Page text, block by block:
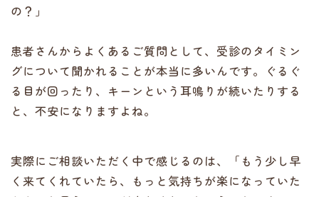
の？」
患者さんからよくあるご質問として、受診のタイミン
グについて聞かれることが本当に多いんです。ぐるぐ
る目が回ったり、キーンという耳鳴りが続いたりする
と、不安になりますよね。
実際にご相談いただく中で感じるのは、「もう少し早
く来てくれていたら、もっと気持ちが楽になっていた